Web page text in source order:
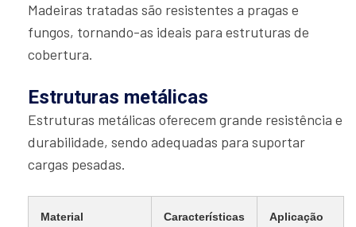
Madeiras tratadas são resistentes a pragas e
fungos, tornando-as ideais para estruturas de
cobertura.
Estruturas metálicas
Estruturas metálicas oferecem grande resistência e
durabilidade, sendo adequadas para suportar
cargas pesadas.
Material Características Aplicação